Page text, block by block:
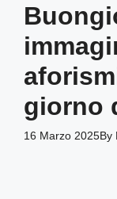
giorno
16 Marzo 2025By